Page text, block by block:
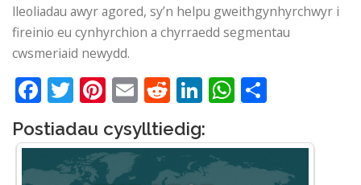
lleoliadau awyr agored, sy’n helpu gweithgynhyrchwyr i
fireinio eu cynhyrchion a chyrraedd segmentau
cwsmeriaid newydd.
Facebook
Twitter
Pinterest
EmailReddit
LinkedIn
WhatsApp
Postiadau cysylltiedig: